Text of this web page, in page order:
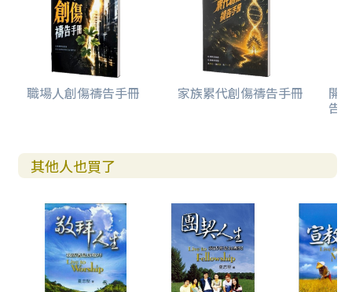
職場人創傷禱告手冊 家族累代創傷禱告手冊 開
告(
其他人也買了